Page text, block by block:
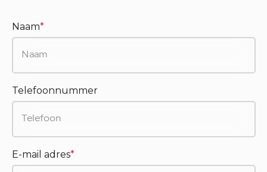
Naam*
Telefoonnummer
E-mail adres*